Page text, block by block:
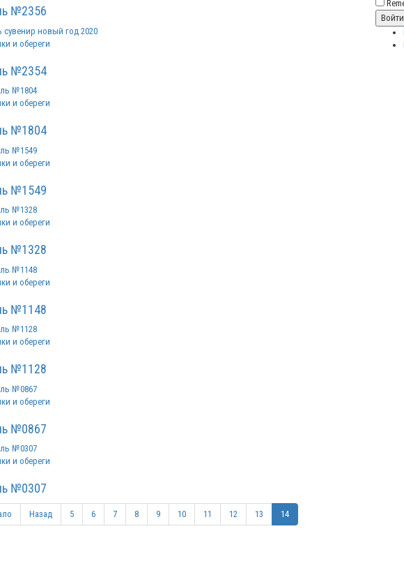
№2356
и обереги
№2354
и обереги
№1804
и обереги
№1549
и обереги
№1328
и обереги
№1148
и обереги
№1128
и обереги
№0867
и обереги
№0307
Назад 5 6 7 8 9 10 11 12 13 14